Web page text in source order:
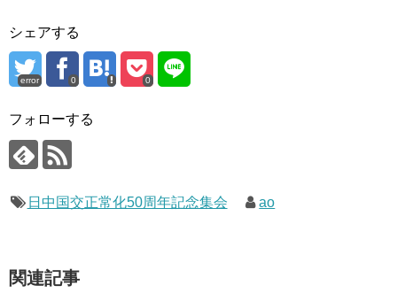
シェアする
error 0 0
フォローする
日中国交正常化50周年記念集会 ao
関連記事